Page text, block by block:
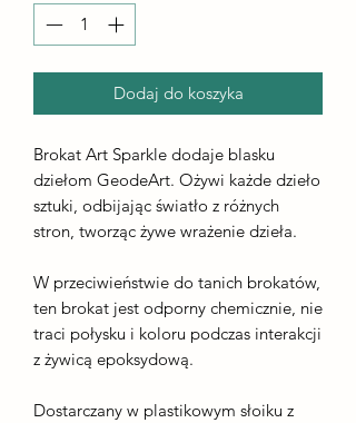
Dodaj do koszyka
Brokat Art Sparkle dodaje blasku
dziełom GeodeArt. Ożywi każde dzieło
sztuki, odbijając światło z różnych
stron, tworząc żywe wrażenie dzieła.
W przeciwieństwie do tanich brokatów,
ten brokat jest odporny chemicznie, nie
traci połysku i koloru podczas interakcji
z żywicą epoksydową.
Dostarczany w plastikowym słoiku z